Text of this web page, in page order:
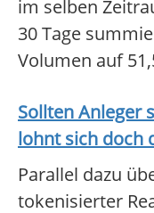
im selben
30 Tage
Volumen auf
Sollten Anleger
lohnt sich doch
Parallel dazu
tokenisierter